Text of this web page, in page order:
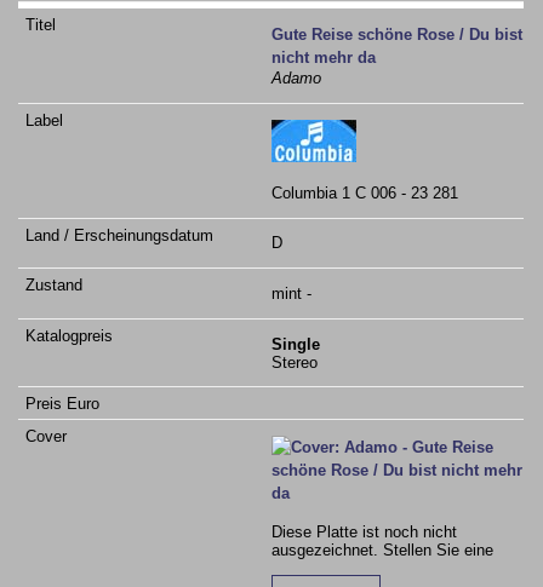
Gute Reise schöne Rose / Du bist
nicht mehr da
Adamo
Columbia 1 C 006 - 23 281
D
mint -
Single
Stereo
Diese Platte ist noch nicht
ausgezeichnet. Stellen Sie eine